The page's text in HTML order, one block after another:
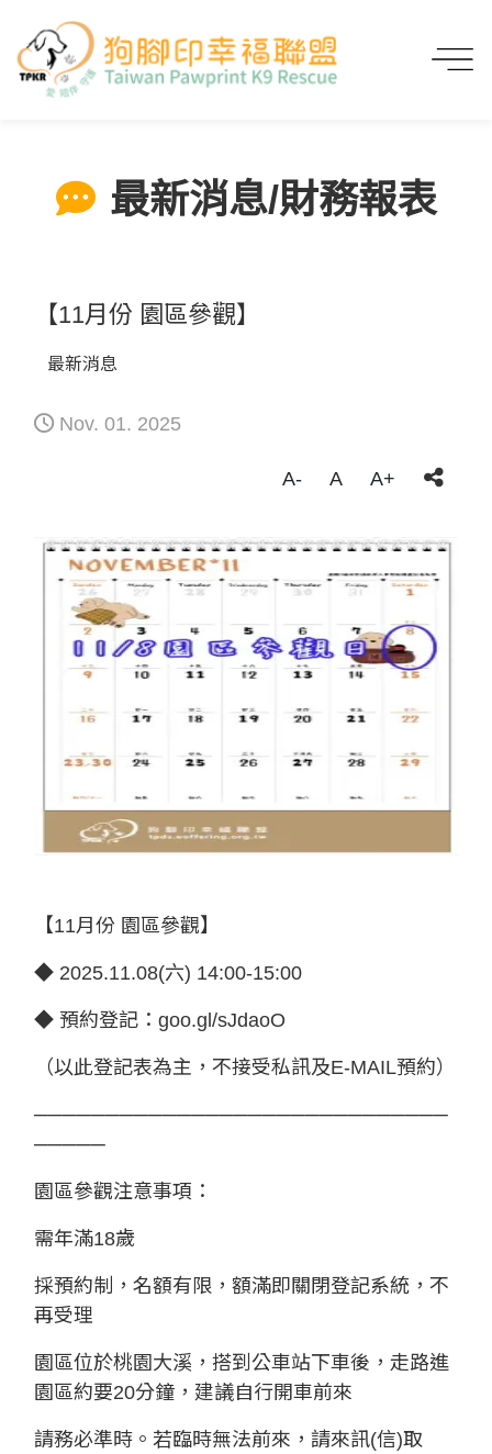
最新消息/財務報表
【11月份 園區參觀】
最新消息
Nov. 01. 2025
A- A A+
【11月份 園區參觀】
◆ 2025.11.08(六) 14:00-15:00
◆ 預約登記： goo.gl/sJdaoO
（以此登記表為主，不接受私訊及E-MAIL預約）
─────────────────────────────
─────
園區參觀注意事項：
需年滿18歲
採預約制，名額有限，額滿即關閉登記系統，不
再受理
園區位於桃園大溪，搭到公車站下車後，走路進
園區約要20分鐘，建議自行開車前來
請務必準時。若臨時無法前來，請來訊(信)取